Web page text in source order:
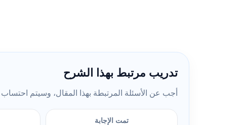
تدريب مرتبط بهذا الشرح
أجب عن الأسئلة المرتبطة بهذا المقال، وسيتم احتساب
تمت الإجابة